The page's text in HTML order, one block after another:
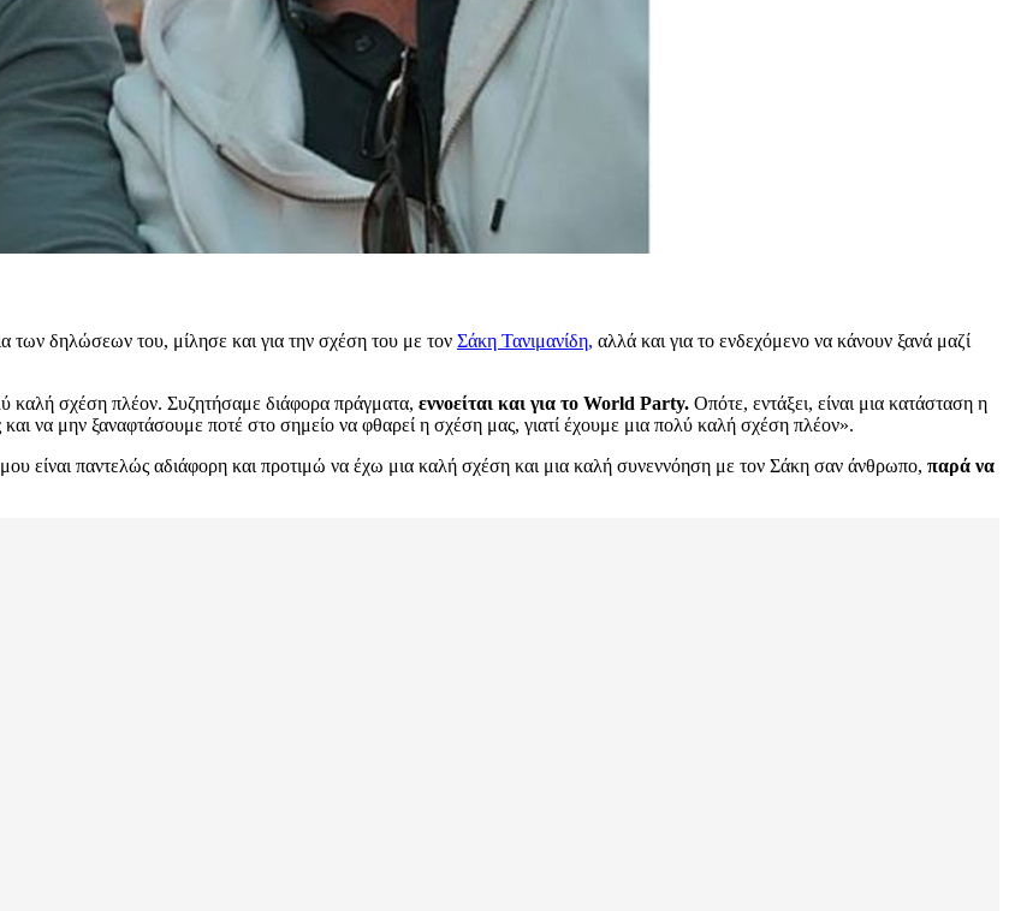
των δηλώσεων του, μίλησε και για την σχέση του με τον Σάκη Τανιμανίδη, αλλά και για το ενδεχόμενο να κάνουν ξανά μαζί
καλή σχέση πλέον. Συζητήσαμε διάφορα πράγματα, εννοείται και για το World Party. Οπότε, εντάξει, είναι μια κατάσταση η
και να μην ξαναφτάσουμε ποτέ στο σημείο να φθαρεί η σχέση μας, γιατί έχουμε μια πολύ καλή σχέση πλέον».
είναι παντελώς αδιάφορη και προτιμώ να έχω μια καλή σχέση και μια καλή συνεννόηση με τον Σάκη σαν άνθρωπο, παρά να